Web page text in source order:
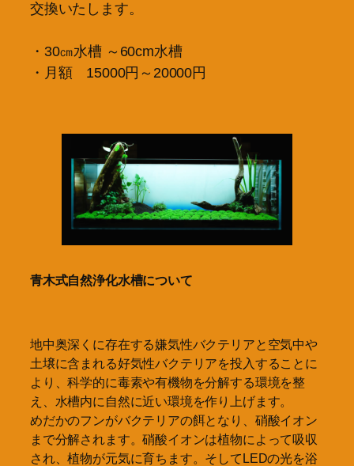
交換いたします。
・30㎝水槽 ～60cm水槽
・月額 15000円～20000円
青木式自然浄化水槽について
地中奥深くに存在する嫌気性バクテリアと空気中や
土壌に含まれる好気性バクテリアを投入することに
より、科学的に毒素や有機物を分解する環境を整
え、水槽内に自然に近い環境を作り上げます。
めだかのフンがバクテリアの餌となり、硝酸イオン
まで分解されます。硝酸イオンは植物によって吸収
され、植物が元気に育ちます。そしてLEDの光を浴